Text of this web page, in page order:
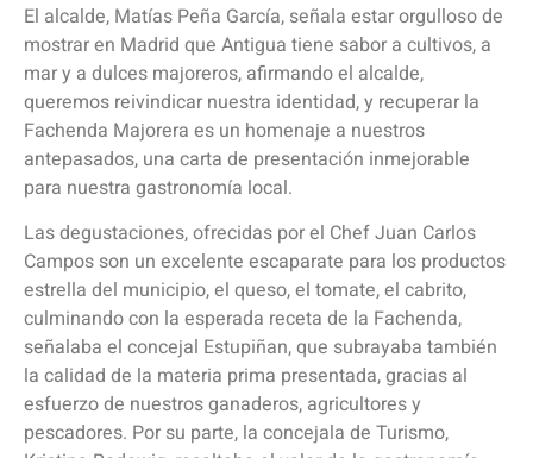
El alcalde, Matías Peña García, señala estar orgulloso de
mostrar en Madrid que Antigua tiene sabor a cultivos, a
mar y a dulces majoreros, afirmando el alcalde,
queremos reivindicar nuestra identidad, y recuperar la
Fachenda Majorera es un homenaje a nuestros
antepasados, una carta de presentación inmejorable
para nuestra gastronomía local.
Las degustaciones, ofrecidas por el Chef Juan Carlos
Campos son un excelente escaparate para los productos
estrella del municipio, el queso, el tomate, el cabrito,
culminando con la esperada receta de la Fachenda,
señalaba el concejal Estupiñan, que subrayaba también
la calidad de la materia prima presentada, gracias al
esfuerzo de nuestros ganaderos, agricultores y
pescadores. Por su parte, la concejala de Turismo,